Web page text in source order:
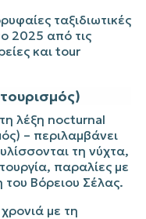
ταξιδιωτικές
2025 από τις
και tour
λέξη nocturnal
– περιλαμβάνει
τη νύχτα,
παραλίες με
Βόρειου Σέλας.
με τη